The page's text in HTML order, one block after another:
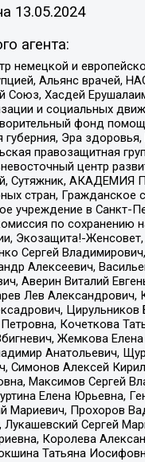
13.05.2024
агента:
немецкой и
Альянс
Союз, Хасдей
и социальных
фонд
Эра
правозащитная
центр
Сутяжник,
стран,
учреждение в Санкт-
по
Экозащита!-
Сергей
Алексеевич,
Аверин Виталий
Лев Александрович,
Кочеткова
Жемкова
Анатольевич,
Алексей
Максимов Сергей
Елена Юрьевна,
Мариевич, Прохоров
Сергей
Королева
Татьяна